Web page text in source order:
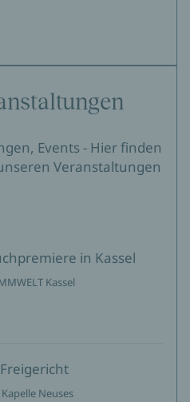
Events - Hier finden
Veranstaltungen
in Kassel
Kassel
Neuses